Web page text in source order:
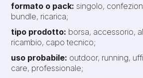
formato o pack: singolo,
bundle, ricarica;
tipo prodotto: borsa, accessorio,
ricambio, capo tecnico;
uso probabile: outdoor, running,
care, professionale;